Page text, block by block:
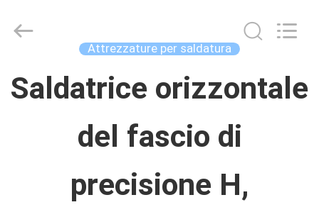
CASA
PRODOTTI
Online
Reserved.
Developed
Attrezzature per saldatura
Saldatrice orizzontale
del fascio di
precisione H,